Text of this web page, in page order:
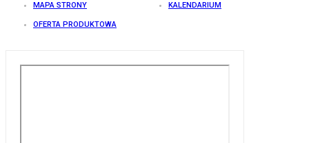
MAPA STRONY KALENDARIUM
OFERTA PRODUKTOWA